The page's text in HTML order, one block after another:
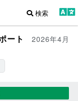
検索
ート
2026年4月